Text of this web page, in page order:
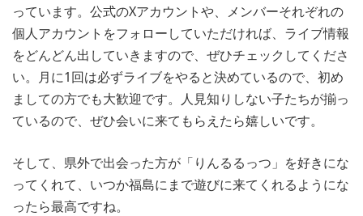
っています。公式のXアカウントや、メンバーそれぞれの
個人アカウントをフォローしていただければ、ライブ情報
をどんどん出していきますので、ぜひチェックしてくださ
い。月に1回は必ずライブをやると決めているので、初め
ましての方でも大歓迎です。人見知りしない子たちが揃っ
ているので、ぜひ会いに来てもらえたら嬉しいです。
そして、県外で出会った方が「りんるるっつ」を好きにな
ってくれて、いつか福島にまで遊びに来てくれるようにな
ったら最高ですね。